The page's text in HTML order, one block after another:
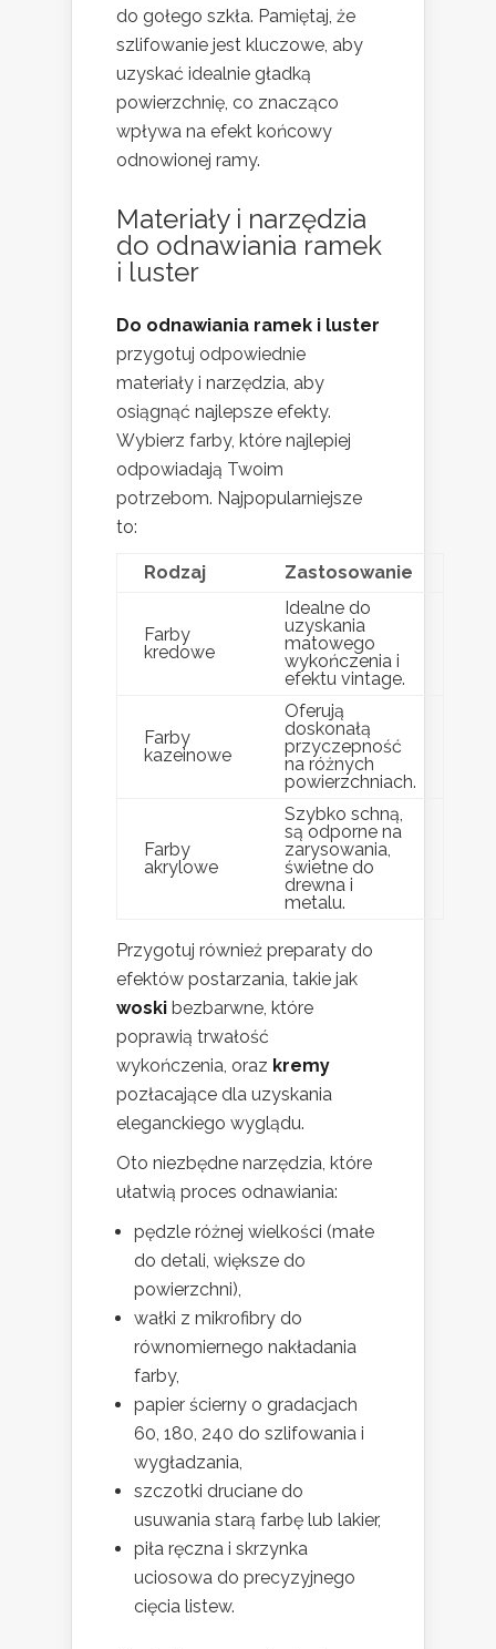
do gołego szkła. Pamiętaj, że
szlifowanie jest kluczowe, aby
uzyskać idealnie gładką
powierzchnię, co znacząco
wpływa na efekt końcowy
odnowionej ramy.
Materiały i narzędzia
do odnawiania ramek
i luster
Do odnawiania ramek i luster
przygotuj odpowiednie
materiały i narzędzia, aby
osiągnąć najlepsze efekty.
Wybierz farby, które najlepiej
odpowiadają Twoim
potrzebom. Najpopularniejsze
to:
Rodzaj Zastosowanie
Farby
kredowe
Idealne do
uzyskania
matowego
wykończenia i
efektu vintage.
Farby
kazeinowe
Oferują
doskonałą
przyczepność
na różnych
powierzchniach.
Farby
akrylowe
Szybko schną,
są odporne na
zarysowania,
świetne do
drewna i
metalu.
Przygotuj również preparaty do
efektów postarzania, takie jak
woski bezbarwne, które
poprawią trwałość
wykończenia, oraz kremy
pozłacające dla uzyskania
eleganckiego wyglądu.
Oto niezbędne narzędzia, które
ułatwią proces odnawiania:
pędzle różnej wielkości (małe
do detali, większe do
powierzchni),
wałki z mikrofibry do
równomiernego nakładania
farby,
papier ścierny o gradacjach
60, 180, 240 do szlifowania i
wygładzania,
szczotki druciane do
usuwania starą farbę lub lakier,
piła ręczna i skrzynka
uciosowa do precyzyjnego
cięcia listew.